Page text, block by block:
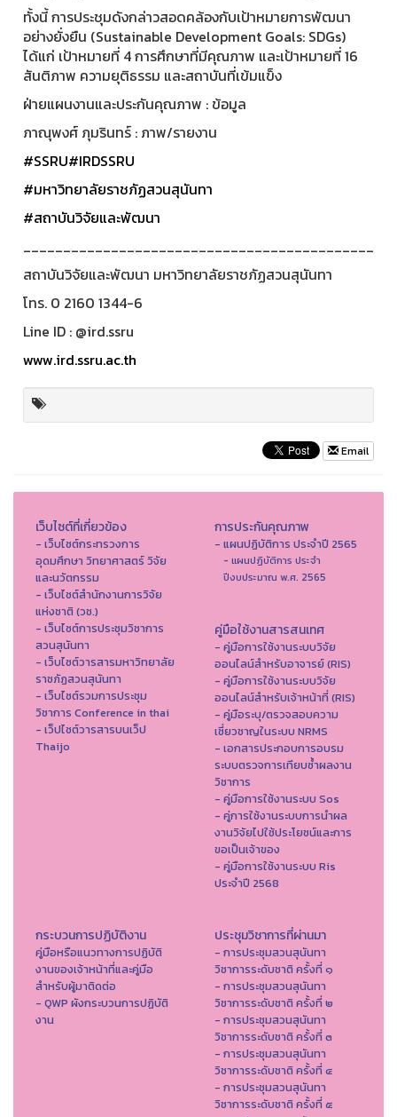
ทั้งนี้ การประชุมดังกล่าวสอดคล้องกับเป้าหมายการพัฒนา
อย่างยั่งยืน (Sustainable Development Goals: SDGs)
ได้แก่ เป้าหมายที่ 4 การศึกษาที่มีคุณภาพ และเป้าหมายที่ 16
สันติภาพ ความยุติธรรม และสถาบันที่เข้มแข็ง
ฝ่ายแผนงานและประกันคุณภาพ : ข้อมูล
ภาณุพงศ์ ภุมรินทร์ : ภาพ/รายงาน
#SSRU#IRDSSRU
#มหาวิทยาลัยราชภัฏสวนสุนันทา
#สถาบันวิจัยและพัฒนา
____________________________________________
สถาบันวิจัยและพัฒนา มหาวิทยาลัยราชภัฏสวนสุนันทา
โทร. 0 2160 1344-6
Line ID : @ird.ssru
www.ird.ssru.ac.th
Email
เว็บไซต์ที่เกี่ยวข้อง
- เว็บไซต์กระทรวงการ
อุดมศึกษา วิทยาศาสตร์ วิจัย
และนวัตกรรม
- เว็บไซต์สำนักงานการวิจัย
แห่งชาติ (วช.)
- เว็บไซต์การประชุมวิชาการ
สวนสุนันทา
- เว็บไซต์วารสารมหาวิทยาลัย
ราชภัฏสวนสุนันทา
- เว็บไซต์รวมการประชุม
วิชาการ Conference in thai
- เว็ปไซต์วารสารบนเว็ป
Thaijo
การประกันคุณภาพ
- แผนปฏิบัติการ ประจำปี 2565
- แผนปฏิบัติการ ประจำ
ปีงบประมาณ พ.ศ. 2565
คู่มือใช้งานสารสนเทศ
- คู่มือการใช้งานระบบวิจัย
ออนไลน์สำหรับอาจารย์ (RIS)
- คู่มือการใช้งานระบบวิจัย
ออนไลน์สำหรับเจ้าหน้าที่ (RIS)
- คู่มือระบุ/ตรวจสอบความ
เชี่ยวชาญในระบบ NRMS
- เอกสารประกอบการอบรม
ระบบตรวจการเทียบซ้ำผลงาน
วิชาการ
- คู่มือการใช้งานระบบ Sos
- คู่การใช้งานระบบการนำผล
งานวิจัยไปใช้ประโยชน์และการ
ขอเป็นเจ้าของ
- คู่มือการใช้งานระบบ Ris
ประจำปี 2568
กระบวนการปฏิบัติงาน
คู่มือหรือแนวทางการปฏิบัติ
งานของเจ้าหน้าที่และคู่มือ
สำหรับผู้มาติดต่อ
- QWP ผังกระบวนการปฏิบัติ
งาน
ประชุมวิชาการที่ผ่านมา
- การประชุมสวนสุนันทา
วิชาการระดับชาติ ครั้งที่ ๑
- การประชุมสวนสุนันทา
วิชาการระดับชาติ ครั้งที่ ๒
- การประชุมสวนสุนันทา
วิชาการระดับชาติ ครั้งที่ ๓
- การประชุมสวนสุนันทา
วิชาการระดับชาติ ครั้งที่ ๔
- การประชุมสวนสุนันทา
วิชาการระดับชาติ ครั้งที่ ๕